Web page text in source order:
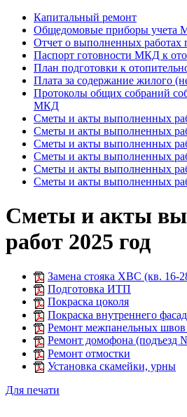
Капитальный ремонт
Общедомовые приборы учета
Отчет о выполненных работах
Паспорт готовности МКД к
План подготовки к
Плата за содержание жилого
Протоколы общих собраний
МКД
Сметы и акты выполненных
Сметы и акты выполненных
Сметы и акты выполненных
Сметы и акты выполненных
Сметы и акты выполненных
Сметы и акты выполненных
Сметы и акты
работ 2025 год
Замена стояка ХВС (кв. 16-
Подготовка ИТП
Покраска цоколя
Покраска внутреннего
Ремонт межпанельных
Ремонт домофона (подъезд
Ремонт отмостки
Установка скамейки, урны
Для печати